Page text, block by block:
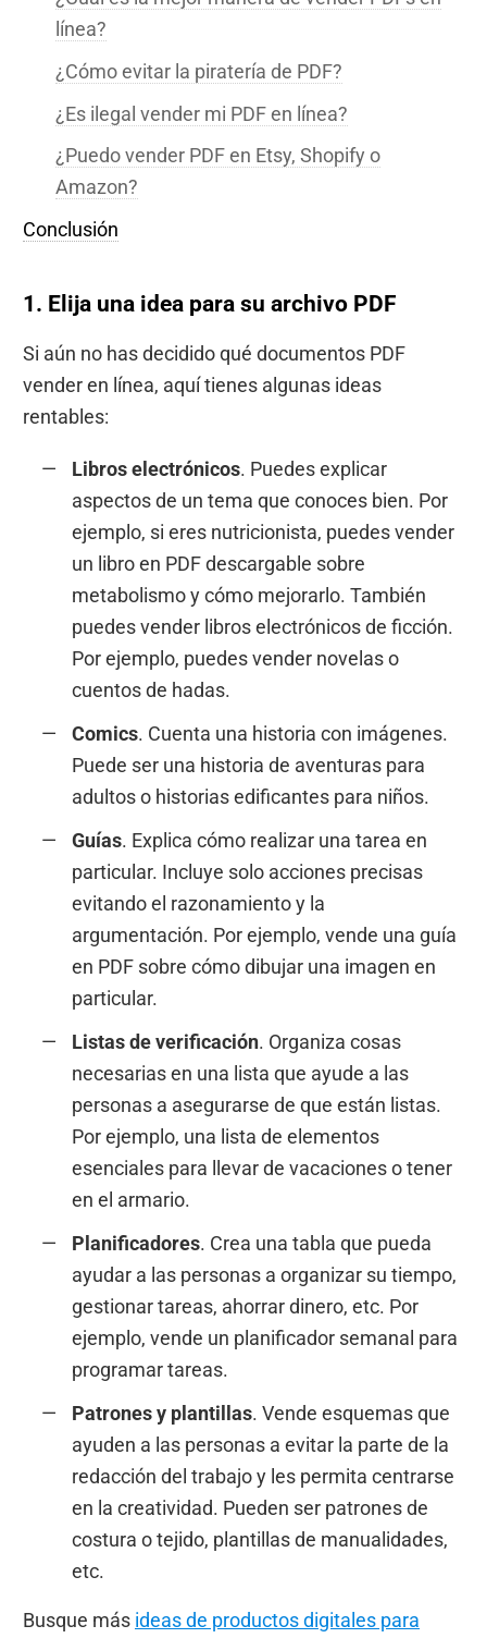
línea?
¿Cómo evitar la piratería de PDF?
¿Es ilegal vender mi PDF en línea?
¿Puedo vender PDF en Etsy, Shopify o
Amazon?
Conclusión
1. Elija una idea para su archivo PDF
Si aún no has decidido qué documentos PDF
vender en línea, aquí tienes algunas ideas
rentables:
Libros electrónicos. Puedes explicar
aspectos de un tema que conoces bien. Por
ejemplo, si eres nutricionista, puedes vender
un libro en PDF descargable sobre
metabolismo y cómo mejorarlo. También
puedes vender libros electrónicos de ficción.
Por ejemplo, puedes vender novelas o
cuentos de hadas.
Comics. Cuenta una historia con imágenes.
Puede ser una historia de aventuras para
adultos o historias edificantes para niños.
Guías. Explica cómo realizar una tarea en
particular. Incluye solo acciones precisas
evitando el razonamiento y la
argumentación. Por ejemplo, vende una guía
en PDF sobre cómo dibujar una imagen en
particular.
Listas de verificación. Organiza cosas
necesarias en una lista que ayude a las
personas a asegurarse de que están listas.
Por ejemplo, una lista de elementos
esenciales para llevar de vacaciones o tener
en el armario.
Planificadores. Crea una tabla que pueda
ayudar a las personas a organizar su tiempo,
gestionar tareas, ahorrar dinero, etc. Por
ejemplo, vende un planificador semanal para
programar tareas.
Patrones y plantillas. Vende esquemas que
ayuden a las personas a evitar la parte de la
redacción del trabajo y les permita centrarse
en la creatividad. Pueden ser patrones de
costura o tejido, plantillas de manualidades,
etc.
Busque más ideas de productos digitales para